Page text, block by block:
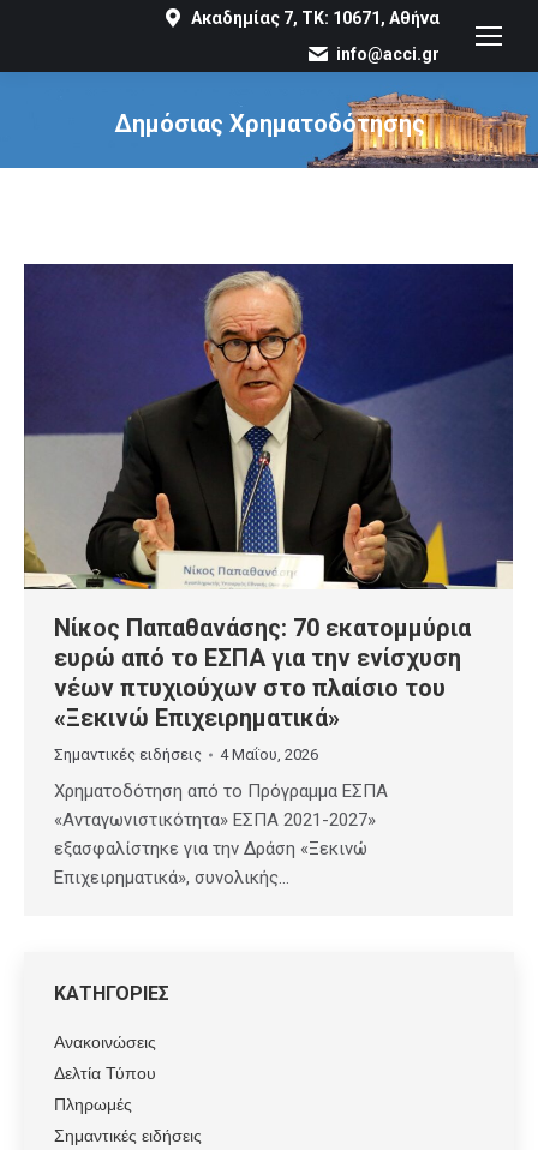
Ακαδημίας 7, ΤΚ: 10671, Αθήνα
info@acci.gr
Δημόσιας Χρηματοδότησης
You are here:
Νίκος Παπαθανάσης: 70 εκατομμύρια
ευρώ από το ΕΣΠΑ για την ενίσχυση
νέων πτυχιούχων στο πλαίσιο του
«Ξεκινώ Επιχειρηματικά»
Σημαντικές ειδήσεις 4 Μαΐου, 2026
Χρηματοδότηση από το Πρόγραμμα ΕΣΠΑ
«Ανταγωνιστικότητα» ΕΣΠΑ 2021-2027»
εξασφαλίστηκε για την Δράση «Ξεκινώ
Επιχειρηματικά», συνολικής…
ΚΑΤΗΓΟΡΙΕΣ
Ανακοινώσεις
Δελτία Τύπου
Πληρωμές
Σημαντικές ειδήσεις